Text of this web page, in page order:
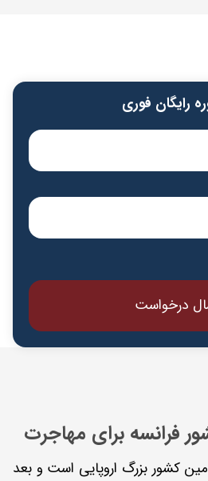
رایگان فوری
فرانسه برای مهاجرت
کشور بزرگ اروپایی است و بعد